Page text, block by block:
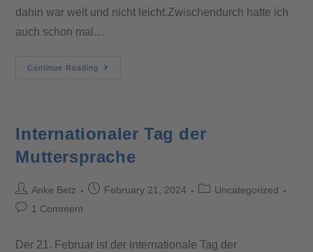
dahin war weit und nicht leicht.Zwischendurch hatte ich
auch schon mal…
Continue Reading
Internationaler Tag der
Muttersprache
Anke Betz February 21, 2024
Uncategorized
1 Comment
Der 21. Februar ist der internationale Tag der